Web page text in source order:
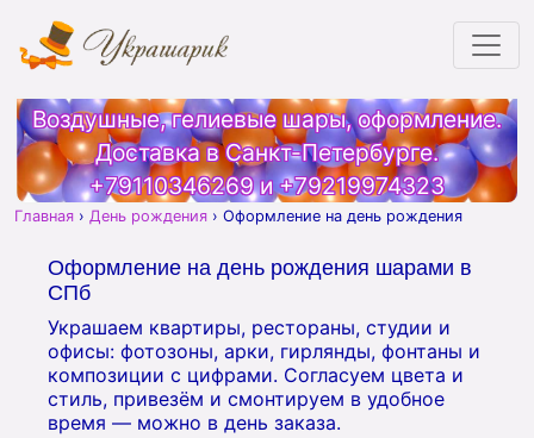
Воздушные, гелиевые шары, оформление.
Доставка в Санкт-Петербурге.
+79110346269и+79219974323
Главная › День рождения › Оформление на день рождения
Оформление на день рождения шарами в
СПб
Украшаем квартиры, рестораны, студии и
офисы: фотозоны, арки, гирлянды, фонтаны и
композиции с цифрами. Согласуем цвета и
стиль, привезём и смонтируем в удобное
время — можно в день заказа.